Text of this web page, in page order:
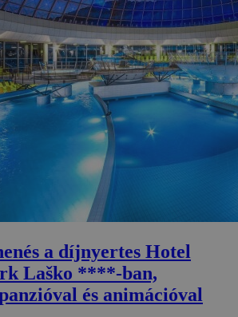
a díjnyertes Hotel
Laško ****-ban,
és animációval